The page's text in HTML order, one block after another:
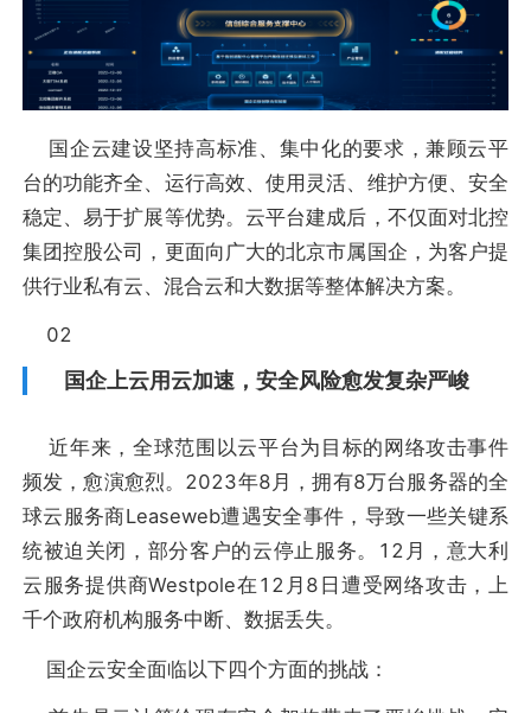
国企云建设坚持高标准、集中化的要求，兼顾云平
台的功能齐全、运行高效、使用灵活、维护方便、安全
稳定、易于扩展等优势。云平台建成后，不仅面对北控
集团控股公司，更面向广大的北京市属国企，为客户提
供行业私有云、混合云和大数据等整体解决方案。
02
国企上云用云加速，安全风险愈发复杂严峻
近年来，全球范围以云平台为目标的网络攻击事件
频发，愈演愈烈。2023年8月，拥有8万台服务器的全
球云服务商Leaseweb遭遇安全事件，导致一些关键系
统被迫关闭，部分客户的云停止服务。12月，意大利
云服务提供商Westpole在12月8日遭受网络攻击，上
千个政府机构服务中断、数据丢失。
国企云安全面临以下四个方面的挑战：